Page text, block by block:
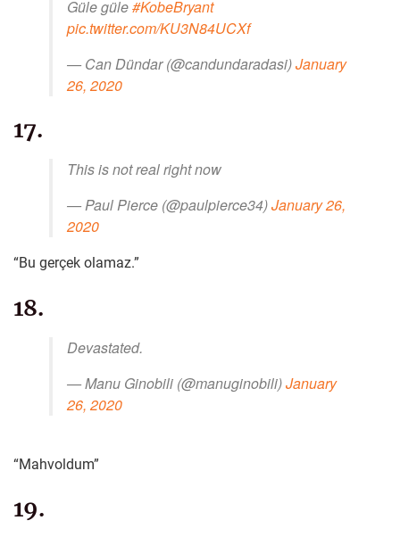
Güle güle#KobeBryant
pic.twitter.com/KU3N84UCXf
— Can Dündar (@candundaradasi)January
26, 2020
17.
This is not real right now
— Paul Pierce (@paulpierce34)January 26,
2020
“Bu gerçek olamaz.”
18.
Devastated.
— Manu Ginobili (@manuginobili)January
26, 2020
“Mahvoldum”
19.